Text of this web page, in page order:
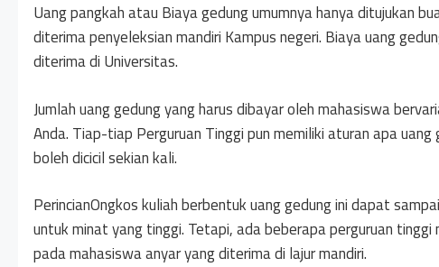
Uang pangkah atau Biaya gedung umumnya hanya ditujukan
diterima penyeleksian mandiri Kampus negeri. Biaya uang
diterima di Universitas.
Jumlah uang gedung yang harus dibayar oleh mahasiswa
Anda. Tiap-tiap Perguruan Tinggi pun memiliki aturan apa
boleh dicicil sekian kali.
PerincianOngkos kuliah berbentuk uang gedung ini dapat
untuk minat yang tinggi. Tetapi, ada beberapa perguruan
pada mahasiswa anyar yang diterima di lajur mandiri.